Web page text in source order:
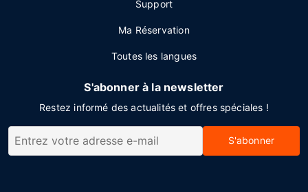
Support
Ma Réservation
Toutes les langues
S'abonner à la newsletter
Restez informé des actualités et offres spéciales !
S'abonner